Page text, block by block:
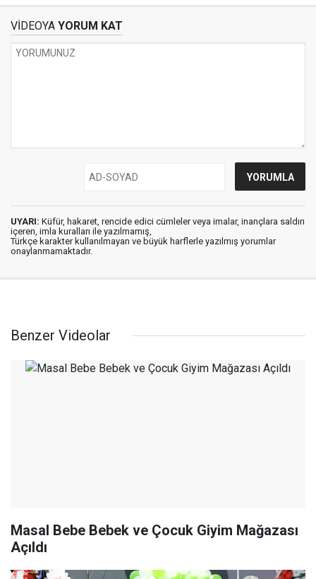
VİDEOYA YORUM KAT
UYARI: Küfür, hakaret, rencide edici cümleler veya imalar, inançlara saldırı
içeren, imla kuralları ile yazılmamış,
Türkçe karakter kullanılmayan ve büyük harflerle yazılmış yorumlar
onaylanmamaktadır.
Benzer Videolar
Masal Bebe Bebek ve Çocuk Giyim Mağazası
Açıldı